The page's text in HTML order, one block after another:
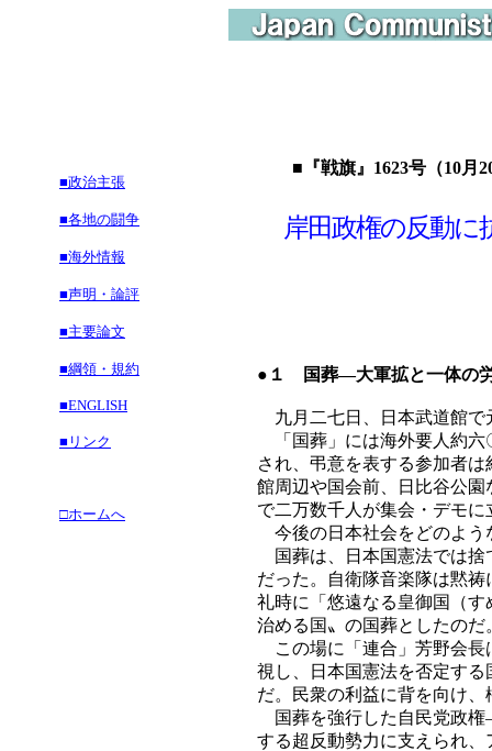
■政治主張
■各地の闘争
■海外情報
■声明・論評
■主要論文
■綱領・規約
■ENGLISH
■リンク
□ホームへ
■『戦旗』1623号（10月
岸田政権の反動に
●１ 国葬―大軍拡と一体の
九月二七日、日本武道館で
「国葬」には海外要人約六
され、弔意を表する参加者
館周辺や国会前、日比谷公
で二万数千人が集会・デモに
今後の日本社会をどのよう
国葬は、日本国憲法では捨
だった。自衛隊音楽隊は黙
礼時に「悠遠なる皇御国（
治める国〟の国葬としたのだ
この場に「連合」芳野会長
視し、日本国憲法を否定す
だ。民衆の利益に背を向け
国葬を強行した自民党政権
する超反動勢力に支えられ